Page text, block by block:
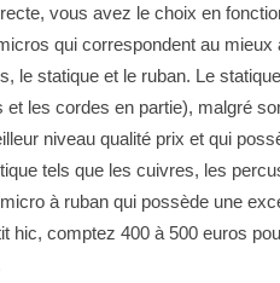
vous avez le choix en
qui correspondent au
le statique et le ruban. Le
et les cordes en partie), malgré
niveau qualité prix et qui
tels que les cuivres, les
à ruban qui possède une
hic, comptez 400 à 500 euros